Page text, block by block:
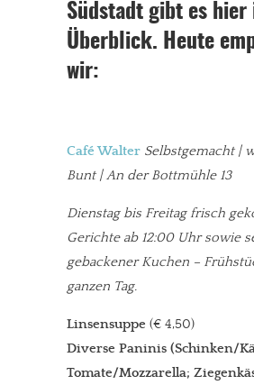
Südstadt gibt es hier
Überblick. Heute
wir:
Café Walter Selbstgemacht |
Bunt | An der Bottmühle 13
Dienstag bis Freitag frisch
Gerichte ab 12:00 Uhr sowie
gebackener Kuchen –
ganzen Tag.
Linsensuppe (€ 4,50)
Diverse Paninis (Schinken/
Tomate/Mozzarella;